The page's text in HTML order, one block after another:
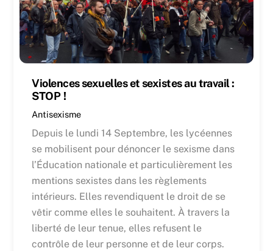
Violences sexuelles et sexistes au travail :
STOP !
Antisexisme
Depuis le lundi 14 Septembre, les lycéennes
se mobilisent pour dénoncer le sexisme dans
l’Éducation nationale et particulièrement les
mentions sexistes dans les règlements
intérieurs. Elles revendiquent le droit de se
vêtir comme elles le souhaitent. À travers la
liberté de leur tenue, elles refusent le
contrôle de leur personne et de leur corps.